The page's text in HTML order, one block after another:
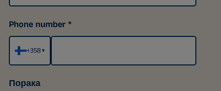
Phone number
+358▾
Порака